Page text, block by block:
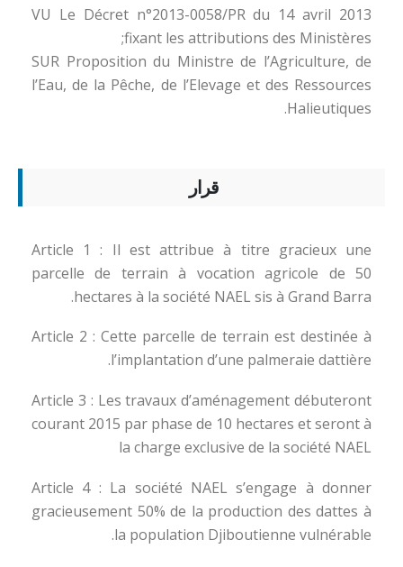
VU Le Décret n°2013-0058/PR du 14 avril 2013
fixant les attributions des Ministères;
SUR Proposition du Ministre de l’Agriculture, de
l’Eau, de la Pêche, de l’Elevage et des Ressources
Halieutiques.
قرار
Article 1 : Il est attribue à titre gracieux une
parcelle de terrain à vocation agricole de 50
hectares à la société NAEL sis à Grand Barra.
Article 2 : Cette parcelle de terrain est destinée à
l’implantation d’une palmeraie dattière.
Article 3 : Les travaux d’aménagement débuteront
courant 2015 par phase de 10 hectares et seront à
la charge exclusive de la société NAEL
Article 4 : La société NAEL s’engage à donner
gracieusement 50% de la production des dattes à
la population Djiboutienne vulnérable.